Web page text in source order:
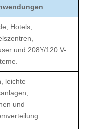
Hotels,
und 208Y/120 V-
leichte
und